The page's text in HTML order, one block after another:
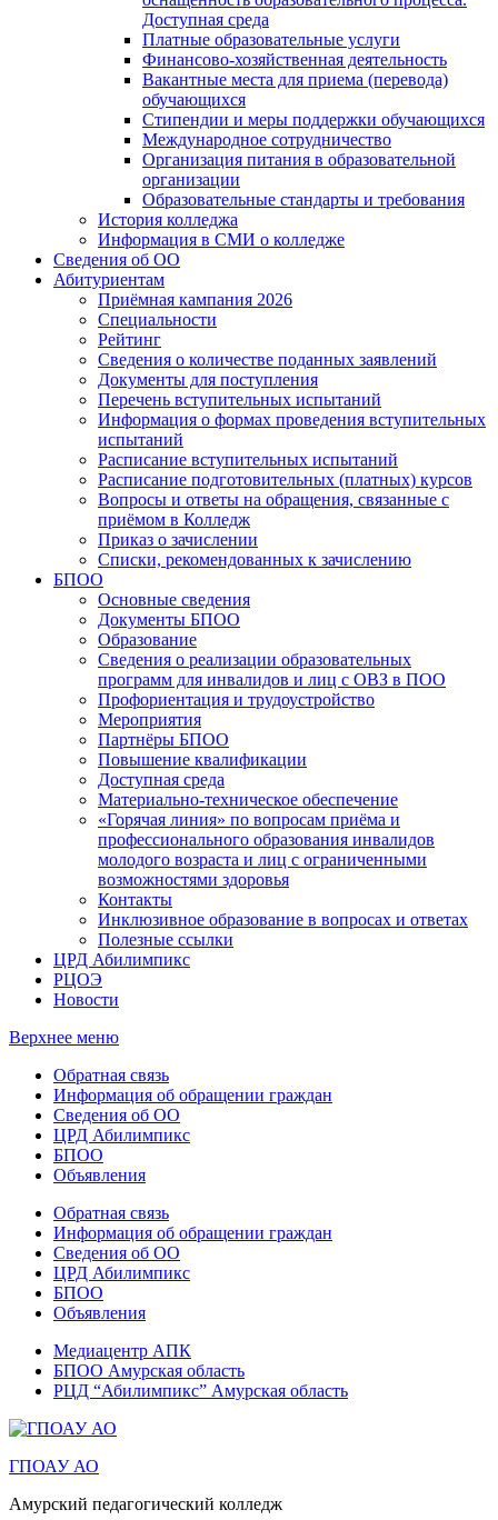
Доступная среда
Платные образовательные услуги
Финансово-хозяйственная деятельность
Вакантные места для приема (перевода)
обучающихся
Стипендии и меры поддержки обучающихся
Международное сотрудничество
Организация питания в образовательной
организации
Образовательные стандарты и требования
История колледжа
Информация в СМИ о колледже
Сведения об ОО
Абитуриентам
Приёмная кампания 2026
Специальности
Рейтинг
Сведения о количестве поданных заявлений
Документы для поступления
Перечень вступительных испытаний
Информация о формах проведения вступительных
испытаний
Расписание вступительных испытаний
Расписание подготовительных (платных) курсов
Вопросы и ответы на обращения, связанные с
приёмом в Колледж
Приказ о зачислении
Списки, рекомендованных к зачислению
БПОО
Основные сведения
Документы БПОО
Образование
Сведения о реализации образовательных
программ для инвалидов и лиц с ОВЗ в ПОО
Профориентация и трудоустройство
Мероприятия
Партнёры БПОО
Повышение квалификации
Доступная среда
Материально-техническое обеспечение
«Горячая линия» по вопросам приёма и
профессионального образования инвалидов
молодого возраста и лиц с ограниченными
возможностями здоровья
Контакты
Инклюзивное образование в вопросах и ответах
Полезные ссылки
ЦРД Абилимпикс
РЦОЭ
Новости
Верхнее меню
Обратная связь
Информация об обращении граждан
Сведения об ОО
ЦРД Абилимпикс
БПОО
Объявления
Обратная связь
Информация об обращении граждан
Сведения об ОО
ЦРД Абилимпикс
БПОО
Объявления
Медиацентр АПК
БПОО Амурская область
РЦД “Абилимпикс” Амурская область
ГПОАУ АО
Амурский педагогический колледж